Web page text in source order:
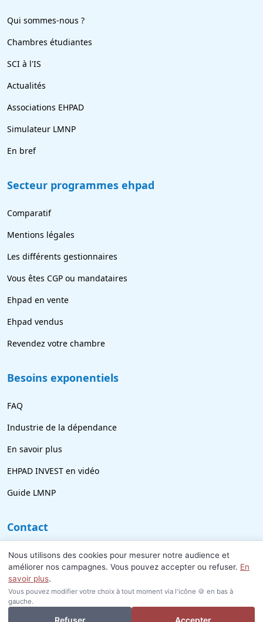
Qui sommes-nous ?
Chambres étudiantes
SCI à l'IS
Actualités
Associations EHPAD
Simulateur LMNP
En bref
Secteur programmes ehpad
Comparatif
Mentions légales
Les différents gestionnaires
Vous êtes CGP ou mandataires
Ehpad en vente
Ehpad vendus
Revendez votre chambre
Besoins exponentiels
FAQ
Industrie de la dépendance
En savoir plus
EHPAD INVEST en vidéo
Guide LMNP
Contact
09 77 21 69 18
info@ehpad-invest.fr
Je veux investir ou revendre
Nous utilisons des cookies pour mesurer notre audience et
améliorer nos campagnes. Vous pouvez accepter ou refuser. En
savoir plus.
Vous pouvez modifier votre choix à tout moment via l'icône 🍪 en bas à
gauche.
Refuser Accepter